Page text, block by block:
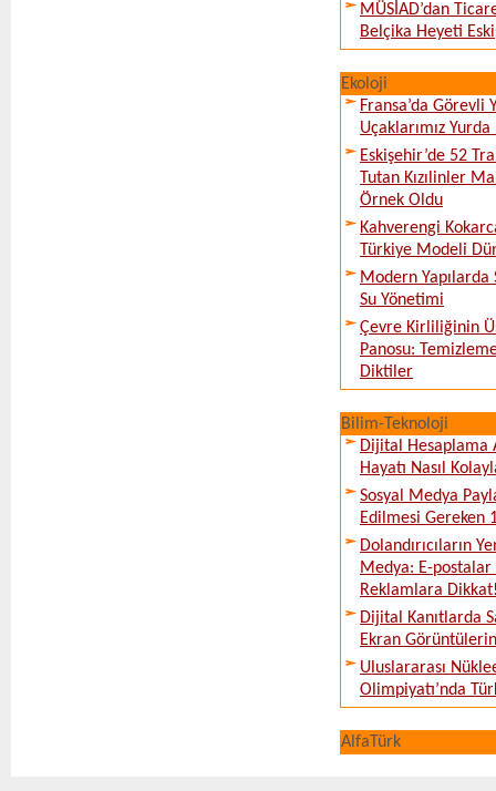
MÜSİAD’dan
Belçika Heyeti
Ekoloji
Fransa’da Görevli
Uçaklarımız
Eskişehir’de 52
Tutan Kızılinler
Örnek Oldu
Kahverengi
Türkiye Modeli
Modern Yapılarda
Su Yönetimi
Çevre Kirliliğinin
Panosu:
Diktiler
Bilim-Teknoloji
Dijital Hesaplama
Hayatı Nasıl
Sosyal Medya
Edilmesi Gereken
Dolandırıcıların
Medya: E-postalar
Reklamlara
Dijital Kanıtlarda
Ekran
Uluslararası
Olimpiyatı’nda
AlfaTürk